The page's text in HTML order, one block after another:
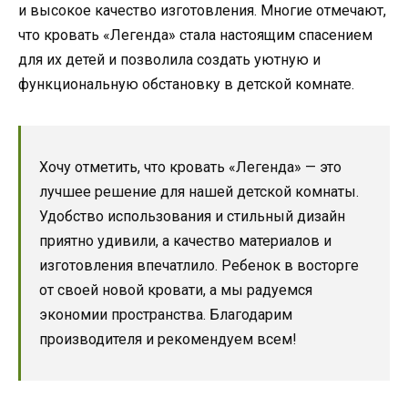
и высокое качество изготовления. Многие отмечают,
что кровать «Легенда» стала настоящим спасением
для их детей и позволила создать уютную и
функциональную обстановку в детской комнате.
Хочу отметить, что кровать «Легенда» — это
лучшее решение для нашей детской комнаты.
Удобство использования и стильный дизайн
приятно удивили, а качество материалов и
изготовления впечатлило. Ребенок в восторге
от своей новой кровати, а мы радуемся
экономии пространства. Благодарим
производителя и рекомендуем всем!